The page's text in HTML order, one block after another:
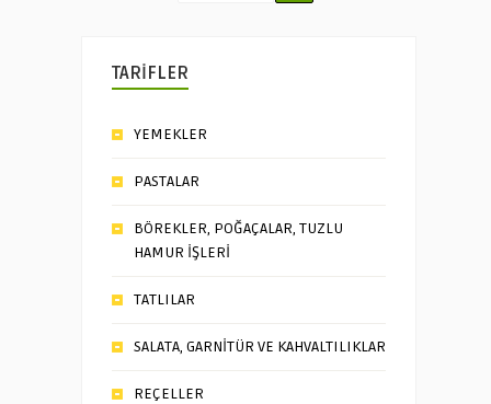
TARİFLER
YEMEKLER
PASTALAR
BÖREKLER, POĞAÇALAR, TUZLU
HAMUR İŞLERİ
TATLILAR
SALATA, GARNİTÜR VE KAHVALTILIKLAR
REÇELLER